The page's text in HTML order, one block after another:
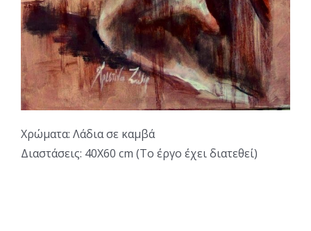
Χρώματα: Λάδια σε καμβά
Διαστάσεις: 40Χ60 cm (Το έργο έχει διατεθεί)